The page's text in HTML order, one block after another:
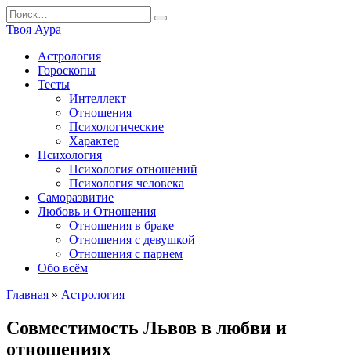
Перейти
к
содержанию
Search
for:
Твоя Аура
Астрология
Гороскопы
Тесты
Интеллект
Отношения
Психологические
Характер
Психология
Психология отношений
Психология человека
Саморазвитие
Любовь и Отношения
Отношения в браке
Отношения с девушкой
Отношения с парнем
Обо всём
Главная » Астрология
Совместимость Львов в любви и
отношениях